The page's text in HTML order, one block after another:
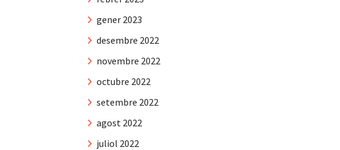
gener 2023
desembre 2022
novembre 2022
octubre 2022
setembre 2022
agost 2022
juliol 2022